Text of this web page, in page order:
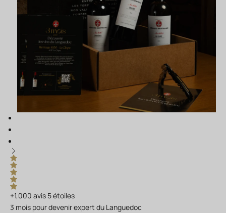
+1,000 avis 5 étoiles
3 mois pour devenir expert du Languedoc